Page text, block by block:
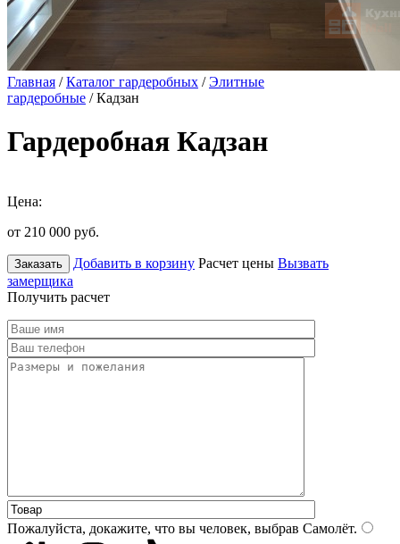
Главная /Каталог гардеробных /Элитные
гардеробные / Кадзан
Гардеробная Кадзан
Цена:
от 210 000 руб.
Заказать Добавить в корзину Расчет цены Вызвать
замерщика
Получить расчет
Пожалуйста, докажите, что вы человек, выбрав Самолёт.